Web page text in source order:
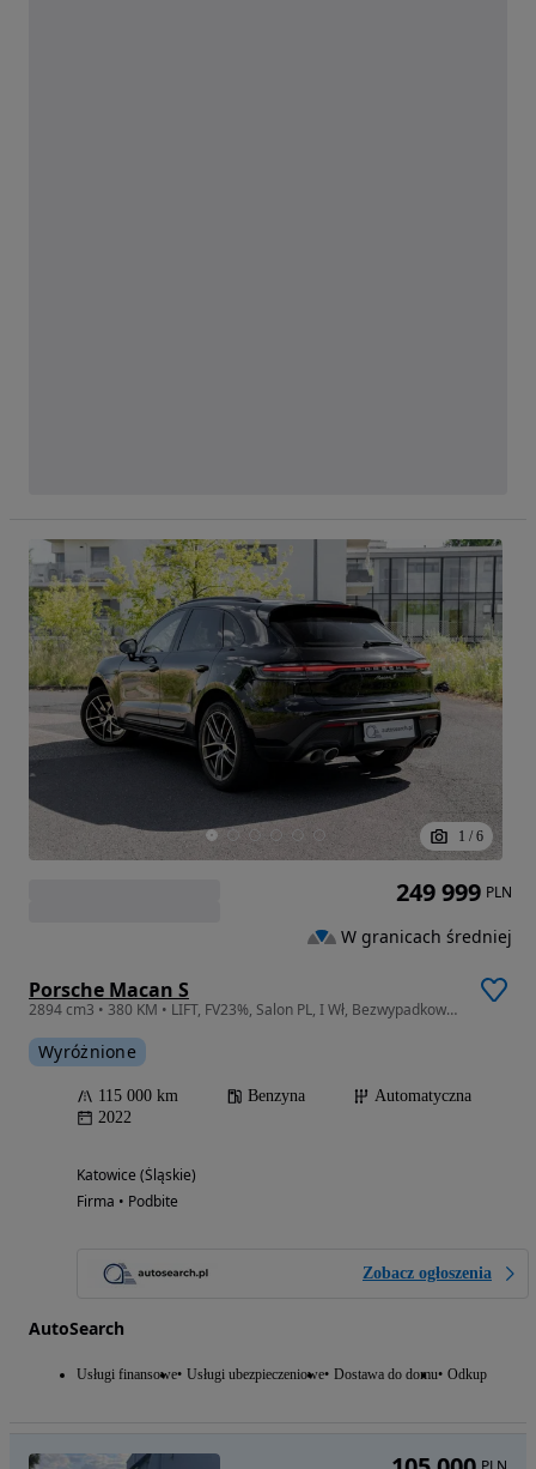
1 / 6
Porsche Macan S
2894 cm3 • 380 KM • LIFT, FV23%, Salon PL, I Wł, Bezwypadkowy, Serwis ASO
Wyróżnione
115 000 km Benzyna
Automatyczna
2022
Katowice (Śląskie)
Firma • Podbite
Zobacz ogłoszenia
AutoSearch
Usługi finansowe Usługi ubezpieczeniowe Dostawa do domu Odkup
249 999 PLN
W granicach średniej